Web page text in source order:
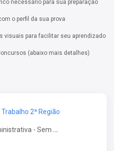
necessário para sua preparação
o perfil da sua prova
visuais para facilitar seu aprendizado
(abaixo mais detalhes)
2ª Região
Técnico Judiciário - Área Administrativa - Sem Especialidade